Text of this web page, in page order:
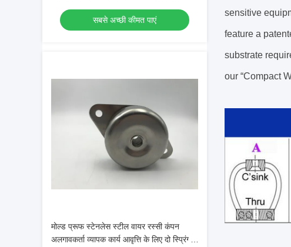
सबसे अच्छी कीमत पाएं
मोल्ड प्रूफ स्टेनलेस स्टील वायर रस्सी कंपन
अलगावकर्ता व्यापक कार्य आवृत्ति के लिए दो स्प्रिंग्स
sensitive
feature a
substrate
our “Compact